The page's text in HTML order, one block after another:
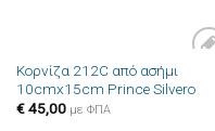
Πρόσθήκη
στην λίστα
Κορνίζα 212C από ασήμι
10cmx15cm Prince Silvero
€45,00 με ΦΠΑ